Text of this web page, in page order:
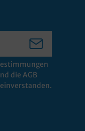
die AGB